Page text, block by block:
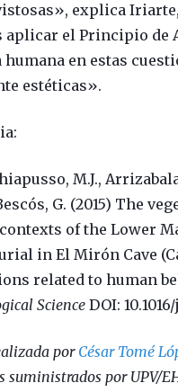
explica
aplicar el Principio de
humana en estas
estéticas».
M.J.,
G. (2015) The
of the Lower
in El Mirón Cave
related to human
Science DOI:
por César Tomé
suministrados por UPV/